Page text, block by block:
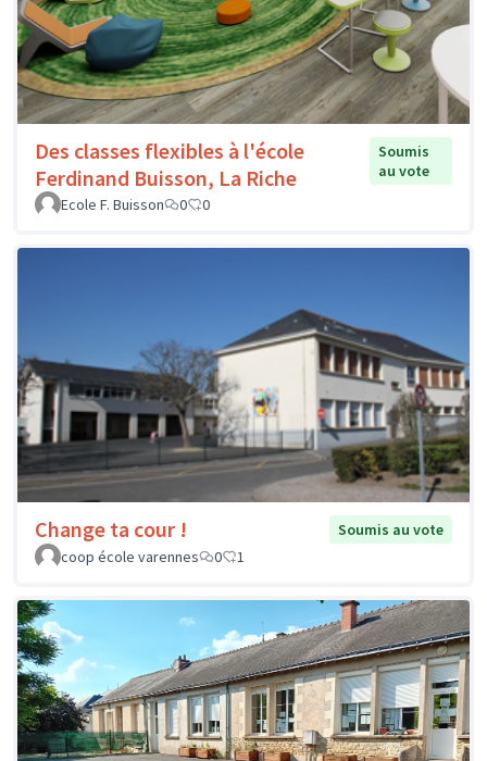
Des classes flexibles à l'école
Ferdinand Buisson, La Riche
Soumis
au vote
Ecole F. Buisson
0 0
Change ta cour !
Soumis au vote
coop école varennes
0 1